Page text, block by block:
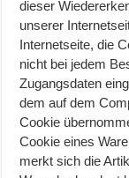
dieser
unserer
Internetseite, die
nicht bei jedem
Zugangsdaten
dem auf dem
Cookie
Cookie eines
merkt sich die